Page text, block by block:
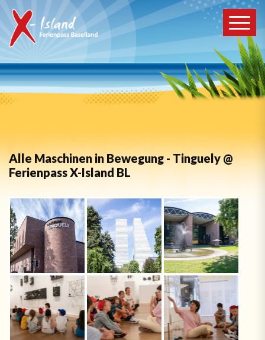
Alle Maschinen in Bewegung - Tinguely @
Ferienpass X-Island BL